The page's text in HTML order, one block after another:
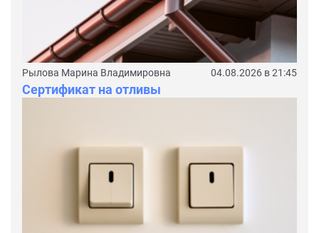
Рылова Марина Владимировна 04.08.2026 в 21:45
Сертификат на отливы